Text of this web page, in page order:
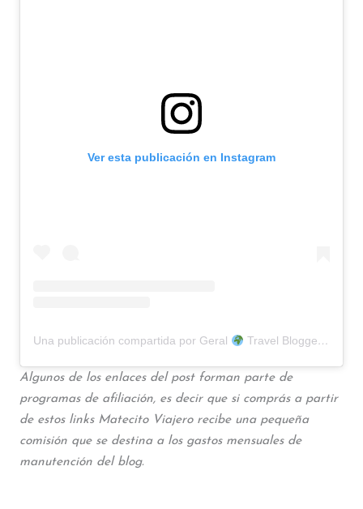
Ver esta publicación en Instagram
Una publicación compartida por Geral Travel Blogger (@matecito.viajero)
Algunos de los enlaces del post forman parte de
programas de afiliación, es decir que si comprás a partir
de estos links Matecito Viajero recibe una pequeña
comisión que se destina a los gastos mensuales de
manutención del blog.